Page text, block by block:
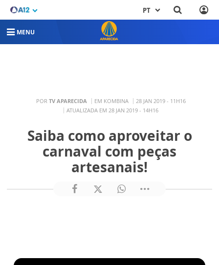
PT
MENU
POR TV APARECIDA EM KOMBINA
28 JAN 2019 - 11H16
ATUALIZADA EM 28 JAN 2019 - 14H16
Saiba como aproveitar o
carnaval com peças
artesanais!